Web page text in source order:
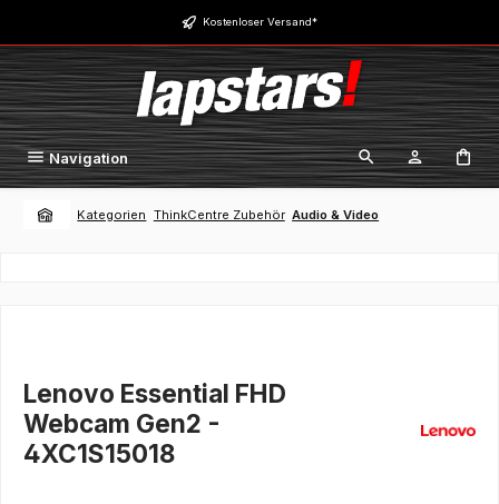
Zum Hauptinhalt springen Kostenloser Versand*
Navigation
Kategorien ThinkCentre Zubehör Audio & Video
Lenovo Essential FHD
Webcam Gen2 -
4XC1S15018